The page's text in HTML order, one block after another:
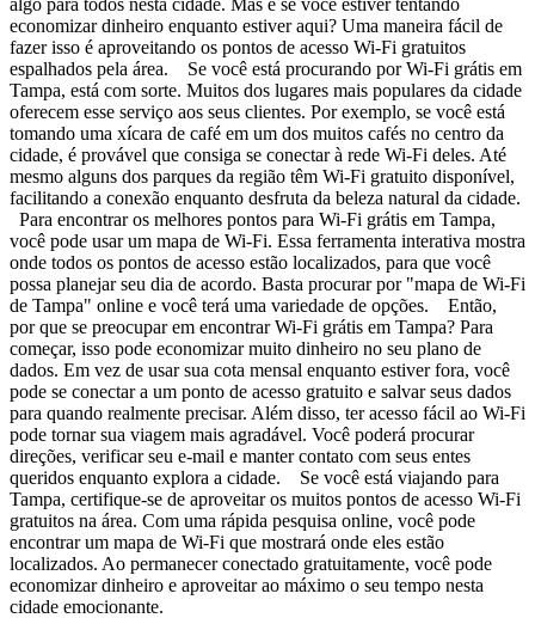
algo para todos nesta cidade. Mas e se você estiver tentando
economizar dinheiro enquanto estiver aqui? Uma maneira fácil de
fazer isso é aproveitando os pontos de acesso Wi-Fi gratuitos
espalhados pela área. Se você está procurando por Wi-Fi grátis em
Tampa, está com sorte. Muitos dos lugares mais populares da cidade
oferecem esse serviço aos seus clientes. Por exemplo, se você está
tomando uma xícara de café em um dos muitos cafés no centro da
cidade, é provável que consiga se conectar à rede Wi-Fi deles. Até
mesmo alguns dos parques da região têm Wi-Fi gratuito disponível,
facilitando a conexão enquanto desfruta da beleza natural da cidade.
Para encontrar os melhores pontos para Wi-Fi grátis em Tampa,
você pode usar um mapa de Wi-Fi. Essa ferramenta interativa mostra
onde todos os pontos de acesso estão localizados, para que você
possa planejar seu dia de acordo. Basta procurar por "mapa de Wi-Fi
de Tampa" online e você terá uma variedade de opções. Então,
por que se preocupar em encontrar Wi-Fi grátis em Tampa? Para
começar, isso pode economizar muito dinheiro no seu plano de
dados. Em vez de usar sua cota mensal enquanto estiver fora, você
pode se conectar a um ponto de acesso gratuito e salvar seus dados
para quando realmente precisar. Além disso, ter acesso fácil ao Wi-Fi
pode tornar sua viagem mais agradável. Você poderá procurar
direções, verificar seu e-mail e manter contato com seus entes
queridos enquanto explora a cidade. Se você está viajando para
Tampa, certifique-se de aproveitar os muitos pontos de acesso Wi-Fi
gratuitos na área. Com uma rápida pesquisa online, você pode
encontrar um mapa de Wi-Fi que mostrará onde eles estão
localizados. Ao permanecer conectado gratuitamente, você pode
economizar dinheiro e aproveitar ao máximo o seu tempo nesta
cidade emocionante.